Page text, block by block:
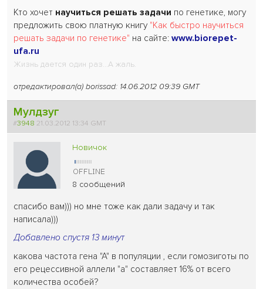
Кто хочет научиться решать задачи по генетике, могу
предложить свою платную книгу "Как быстро научиться
решать задачи по генетике" на сайте:www.biorepet-
ufa.ru
Жизнь дается один раз...А жаль.
отредактировал(а) borissad: 14.06.2012 09:39 GMT
Мулдзуг
#3948 21.03.2012 13:34 GMT
Новичок
8 сообщений
спасибо вам))) но мне тоже как дали задачу и так
написала)))
Добавлено спустя 13 минут
какова частота гена "А" в популяции , если гомозиготы по
его рецессивной аллели "а" составляет 16% от всего
количества особей?